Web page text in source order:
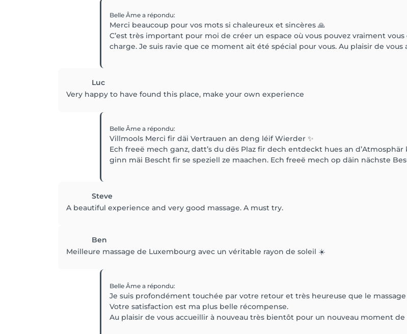
Belle Âme a répondu:
Merci beaucoup pour vos mots si chaleureux et sincères 🙏
C’est très important pour moi de créer un espace où vous pouvez vraiment
charge. Je suis ravie que ce moment ait été spécial pour vous. Au plaisir de vous
Luc
Very happy to have found this place, make your own experience
Belle Âme a répondu:
Villmools Merci fir däi Vertrauen an deng léif Wierder ✨
Ech freeë mech ganz, datt’s du dës Plaz fir dech entdeckt hues an
ginn mäi Bescht fir se speziell ze maachen. Ech freeë mech op däin nächste
Steve
A beautiful experience and very good massage. A must try.
Ben
Meilleure massage de Luxembourg avec un véritable rayon de soleil ☀️
Belle Âme a répondu:
Je suis profondément touchée par votre retour et très heureuse que le
Votre satisfaction est ma plus belle récompense.
Au plaisir de vous accueillir à nouveau très bientôt pour un nouveau moment